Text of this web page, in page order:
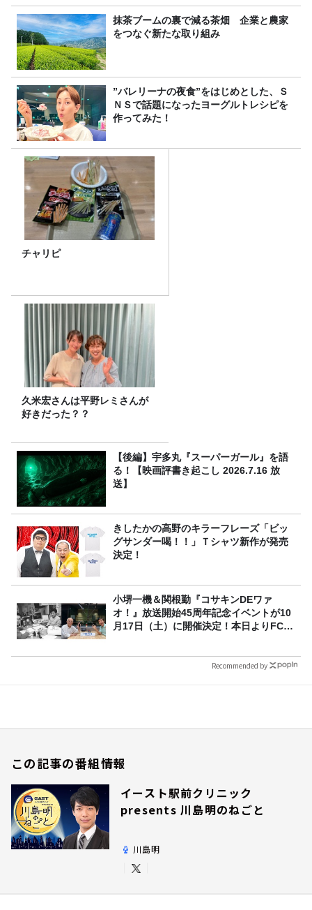
抹茶ブームの裏で減る茶畑 企業と農家
をつなぐ新たな取り組み
”バレリーナの夜食”をはじめとした、Ｓ
ＮＳで話題になったヨーグルトレシピを
作ってみた！
チャリピ
久米宏さんは平野レミさんが
好きだった？？
【後編】宇多丸『スーパーガール』を語
る！【映画評書き起こし 2026.7.16 放
送】
きしたかの高野のキラーフレーズ「ビッ
グサンダー喝！！」Ｔシャツ新作が発売
決定！
小堺一機＆関根勤『コサキンDEワァ
オ！』放送開始45周年記念イベントが10
月17日（土）に開催決定！本日よりFC先
Recommended by
この記事の番組情報
イースト駅前クリニック
presents 川島明のねごと
川島明